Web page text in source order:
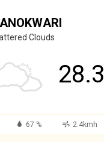
Clouds
28.3
67 % 2.4kmh